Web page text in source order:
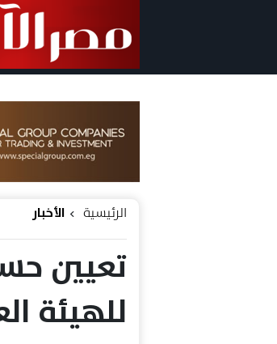
الرئيسية الأخبار
تعيين
للهيئة